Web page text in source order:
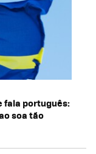
fala português:
soa tão